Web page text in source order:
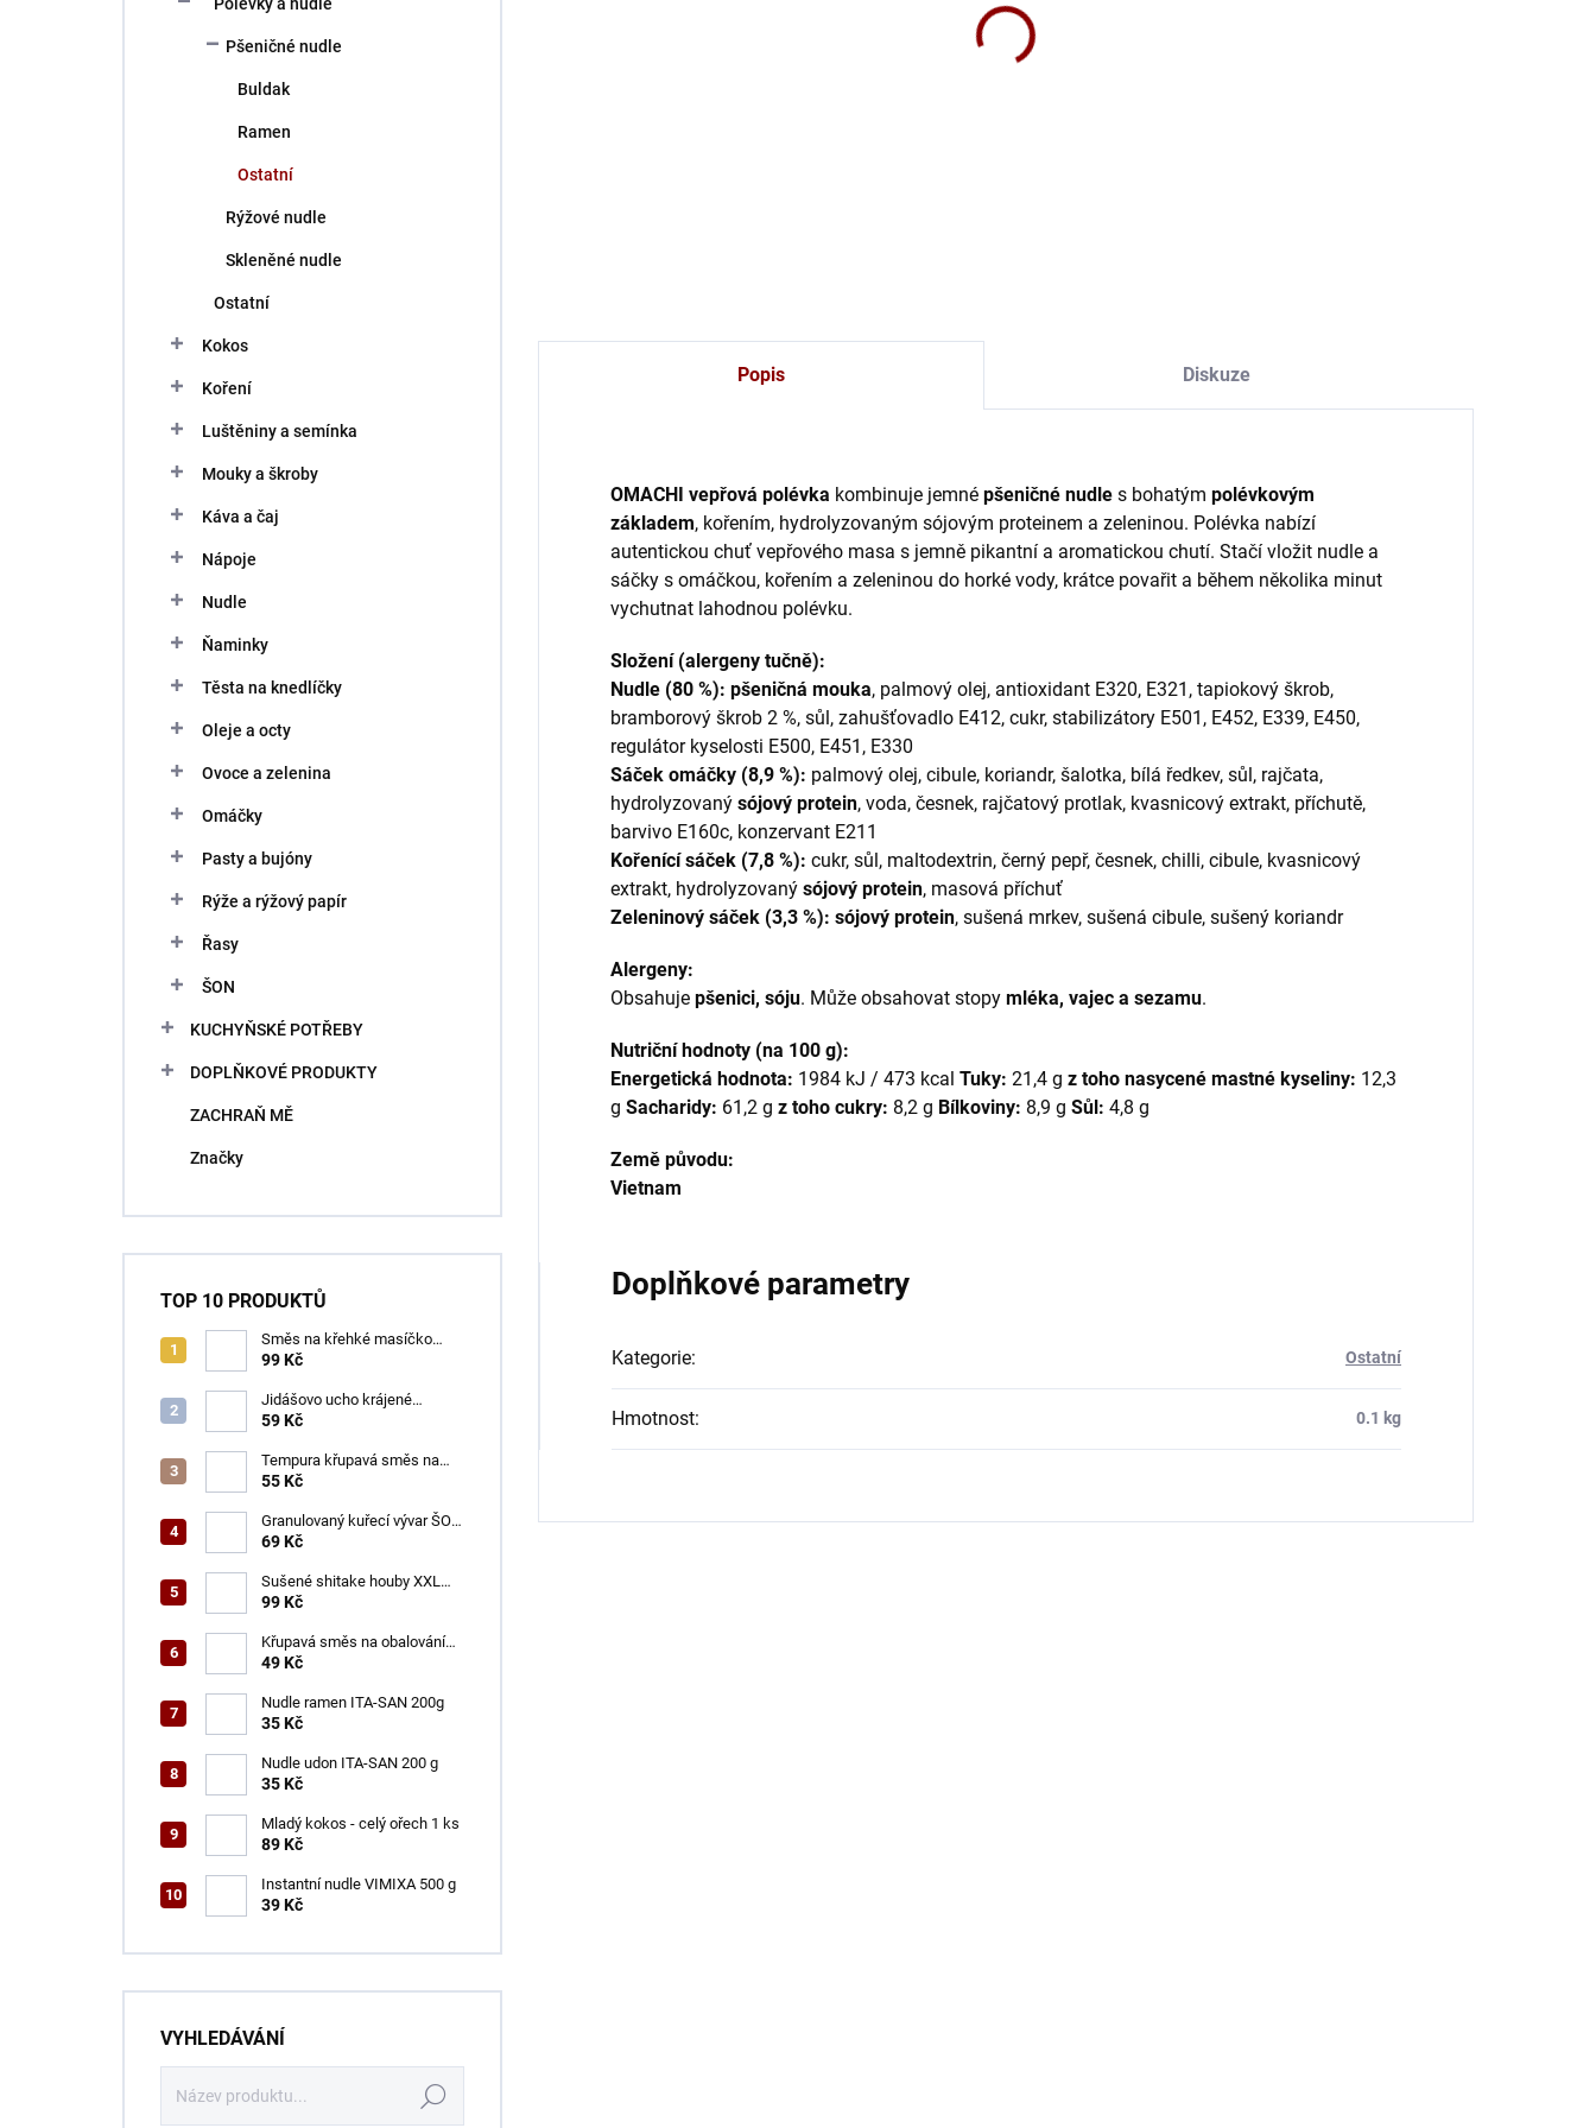
Pšeničné nudle
Buldak
Ramen
Ostatní
Rýžové nudle
Skleněné nudle
Ostatní
Kokos
Koření
Luštěniny a semínka
Mouky a škroby
Káva a čaj
Nápoje
Nudle
Ňaminky
Těsta na knedlíčky
Oleje a octy
Ovoce a zelenina
Omáčky
Pasty a bujóny
Rýže a rýžový papír
Řasy
ŠON
KUCHYŇSKÉ POTŘEBY
DOPLŇKOVÉ PRODUKTY
ZACHRAŇ MĚ
Značky
TOP 10 PRODUKTŮ
Směs na křehké masíčko
ŠON 125 g
99 Kč
Jidášovo ucho krájené
TOTACO 100 g
59 Kč
Tempura křupavá směs na
obalování GOGI 150 g
55 Kč
Granulovaný kuřecí vývar ŠON
100 g
69 Kč
Sušené shitake houby XXL
ŠON 100 g
99 Kč
Křupavá směs na obalování
VINH THUAN 150 g
49 Kč
Nudle ramen ITA-SAN 200g
35 Kč
Nudle udon ITA-SAN 200 g
35 Kč
Mladý kokos - celý ořech 1 ks
89 Kč
Instantní nudle VIMIXA 500 g
39 Kč
VYHLEDÁVÁNÍ
Hledat
Popis Diskuze
OMACHI vepřová polévka kombinuje jemné pšeničné nudle s bohatým polévkovým
základem, kořením, hydrolyzovaným sójovým proteinem a zeleninou. Polévka nabízí
autentickou chuť vepřového masa s jemně pikantní a aromatickou chutí. Stačí vložit nudle a
sáčky s omáčkou, kořením a zeleninou do horké vody, krátce povařit a během několika minut
vychutnat lahodnou polévku.
Složení (alergeny tučně):
Nudle (80 %): pšeničná mouka, palmový olej, antioxidant E320, E321, tapiokový škrob,
bramborový škrob 2 %, sůl, zahušťovadlo E412, cukr, stabilizátory E501, E452, E339, E450,
regulátor kyselosti E500, E451, E330
Sáček omáčky (8,9 %): palmový olej, cibule, koriandr, šalotka, bílá ředkev, sůl, rajčata,
hydrolyzovaný sójový protein, voda, česnek, rajčatový protlak, kvasnicový extrakt, příchutě,
barvivo E160c, konzervant E211
Kořenící sáček (7,8 %): cukr, sůl, maltodextrin, černý pepř, česnek, chilli, cibule, kvasnicový
extrakt, hydrolyzovaný sójový protein, masová příchuť
Zeleninový sáček (3,3 %): sójový protein, sušená mrkev, sušená cibule, sušený koriandr
Alergeny:
Obsahuje pšenici, sóju. Může obsahovat stopy mléka, vajec a sezamu.
Nutriční hodnoty (na 100 g):
Energetická hodnota: 1984 kJ / 473 kcal Tuky: 21,4 g z toho nasycené mastné kyseliny: 12,3
g Sacharidy: 61,2 g z toho cukry: 8,2 g Bílkoviny: 8,9 g Sůl: 4,8 g
Země původu:
Vietnam
Doplňkové parametry
Kategorie: Ostatní
Hmotnost: 0.1 kg